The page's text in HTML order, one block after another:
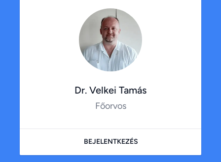
Dr. Velkei Tamás
Főorvos
BEJELENTKEZÉS